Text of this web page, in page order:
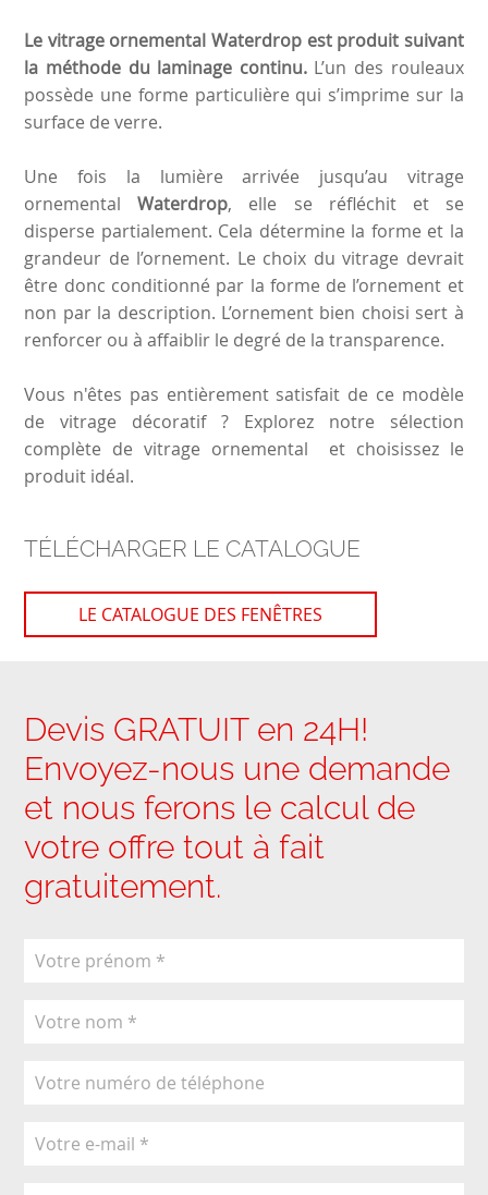
Le vitrage ornemental Waterdrop est produit suivant
la méthode du laminage continu.L’un des rouleaux
possède une forme particulière qui s’imprime sur la
surface de verre.
Une fois la lumière arrivée jusqu’au vitrage
ornementalWaterdrop, elle se réfléchit et se
disperse partialement. Cela détermine la forme et la
grandeur de l’ornement. Le choix du vitrage devrait
être donc conditionné par la forme de l’ornement et
non par la description. L’ornement bien choisi sert à
renforcer ou à affaiblir le degré de la transparence.
Vous n'êtes pas entièrement satisfait de ce modèle
de vitrage décoratif ? Explorez notre sélection
complète de vitrage ornemental et choisissez le
produit idéal.
TÉLÉCHARGER LE CATALOGUE
LE CATALOGUE DES FENÊTRES
Devis GRATUIT en 24H!
Envoyez-nous une demande
et nous ferons le calcul de
votre offre tout à fait
gratuitement.